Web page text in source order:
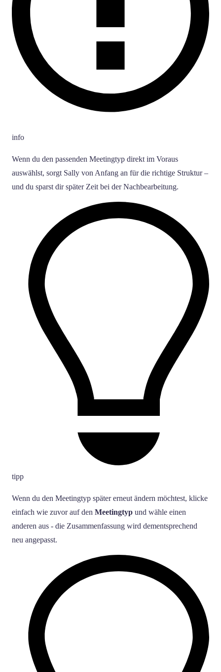
info
Wenn du den passenden Meetingtyp direkt im Voraus
auswählst, sorgt Sally von Anfang an für die richtige Struktur –
und du sparst dir später Zeit bei der Nachbearbeitung.
tipp
Wenn du den Meetingtyp später erneut ändern möchtest, klicke
einfach wie zuvor auf den Meetingtyp und wähle einen
anderen aus - die Zusammenfassung wird dementsprechend
neu angepasst.